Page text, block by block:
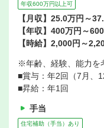
年収600万円以上可
【月収】25.0万円～
【年収】400万円～
【時給】2,000円～
※年齢、経験、能力を
■賞与：年2回（7月、
■昇給：年1回
手当
住宅補助（手当）あり